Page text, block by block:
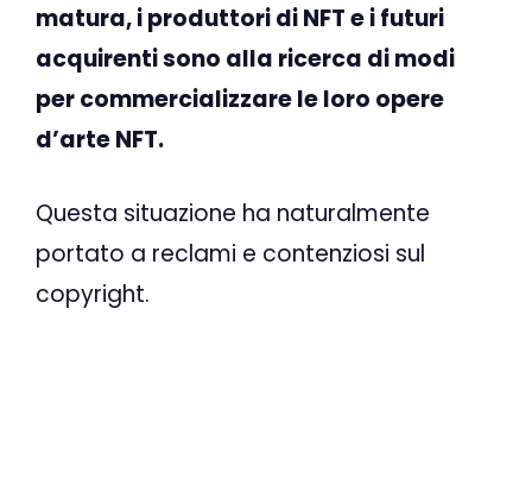
matura, i produttori di NFT e i futuri
acquirenti sono alla ricerca di modi
per commercializzare le loro opere
d’arte NFT.
Questa situazione ha naturalmente
portato a reclami e contenziosi sul
copyright.